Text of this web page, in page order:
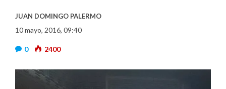
JUAN DOMINGO PALERMO
10 mayo, 2016, 09:40
0 2400